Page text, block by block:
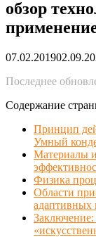
обзор
07.02.2019
Последнее
Содержание
Принцип
Умный
Материалы
Физика
Области
адаптивных